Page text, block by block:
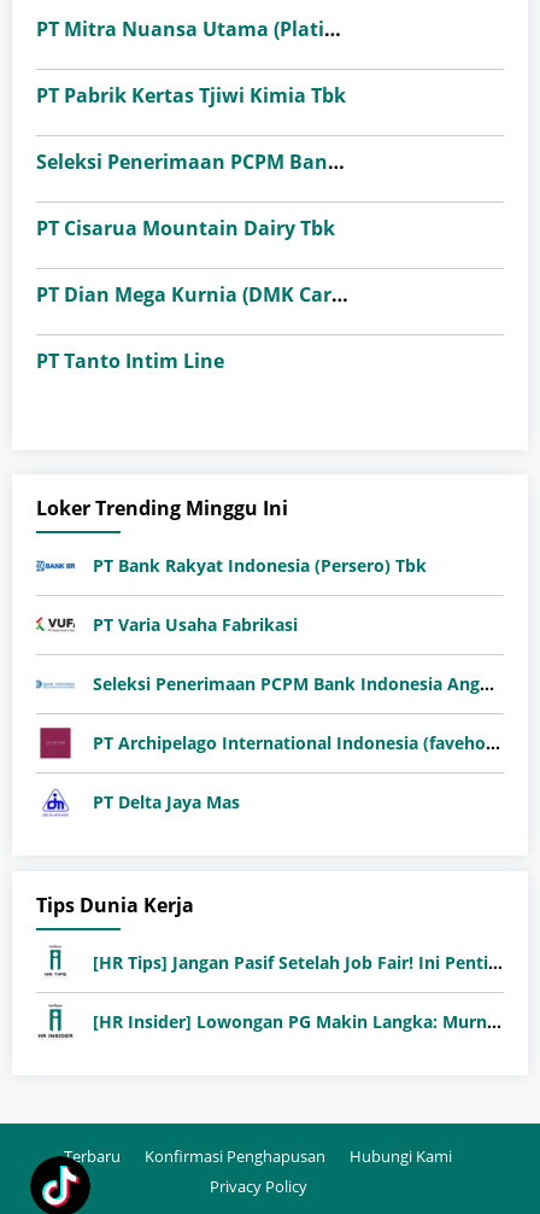
PT Mitra Nuansa Utama (Platinum Ceramics Group)
PT Pabrik Kertas Tjiwi Kimia Tbk
Seleksi Penerimaan PCPM Bank Indonesia Angkatan 41
PT Cisarua Mountain Dairy Tbk
PT Dian Mega Kurnia (DMK Cargo)
PT Tanto Intim Line
Loker Trending Minggu Ini
PT Bank Rakyat Indonesia (Persero) Tbk
PT Varia Usaha Fabrikasi
Seleksi Penerimaan PCPM Bank Indonesia Angkatan 41
PT Archipelago International Indonesia (favehotels)
PT Delta Jaya Mas
Tips Dunia Kerja
[HR Tips] Jangan Pasif Setelah Job Fair! Ini Pentingnya Follow-Up Setelah Job Fair
[HR Insider] Lowongan PG Makin Langka: Murni Seleksi atau Jalur Orang Dalam?
Terbaru Konfirmasi Penghapusan
Hubungi Kami
Privacy Policy